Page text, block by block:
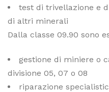
test di trivellazione e
di altri minerali
Dalla classe 09.90 sono
gestione di miniere o
divisione 05, 07 o 08
riparazione